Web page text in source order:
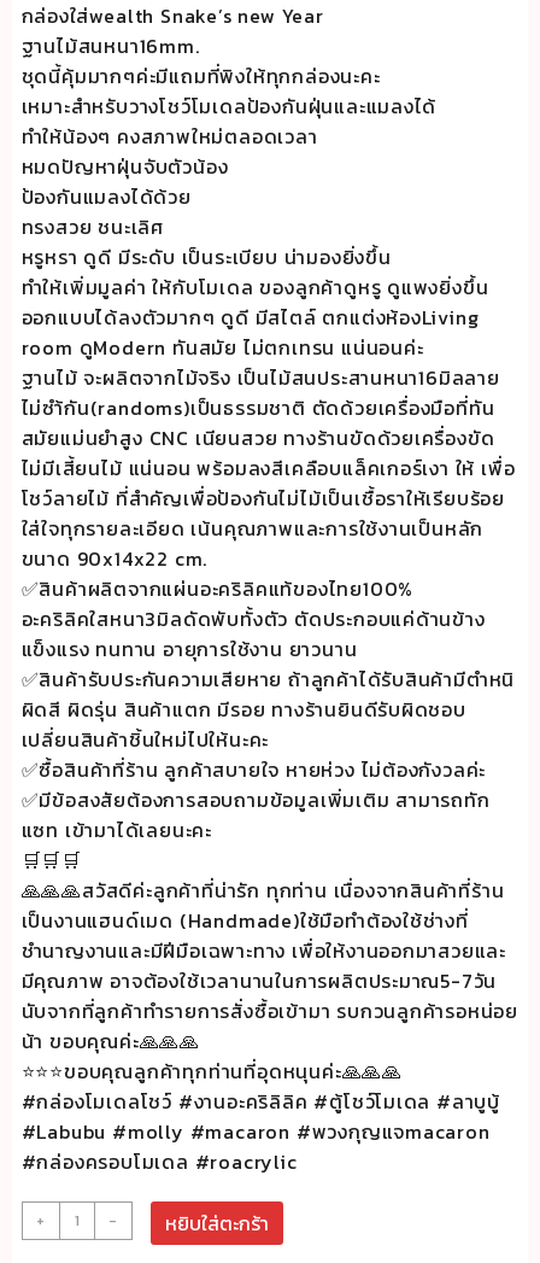
฿2,100.00.฿1,990.00.
กล่องใส่wealth Snake’s new Year
ฐานไม้สนหนา16mm.
ชุดนี้คุ้มมากๆค่ะมีแถมที่พิงให้ทุกกล่องนะคะ
เหมาะสำหรับวางโชว์โมเดลป้องกันฝุ่นและแมลงได้
ทำให้น้องๆ คงสภาพใหม่ตลอดเวลา
หมดปัญหาฝุ่นจับตัวน้อง
ป้องกันแมลงได้ด้วย
ทรงสวย ชนะเลิศ
หรูหรา ดูดี มีระดับ เป็นระเบียบ น่ามองยิ่งขึ้น
ทำให้เพิ่มมูลค่า ให้กับโมเดล ของลูกค้าดูหรู ดูแพงยิ่งขึ้น
ออกแบบได้ลงตัวมากๆ ดูดี มีสไตล์ ตกแต่งห้องLiving
room ดูModern ทันสมัย ไม่ตกเทรน แน่นอนค่ะ
ฐานไม้ จะผลิตจากไม้จริง เป็นไม้สนประสานหนา16มิลลาย
ไม่ซำ้กัน(randoms)เป็นธรรมชาติ ตัดด้วยเครื่องมือที่ทัน
สมัยแม่นยำสูง CNC เนียนสวย ทางร้านขัดด้วยเครื่องขัด
ไม่มีเสี้ยนไม้ แน่นอน พร้อมลงสีเคลือบแล็คเกอร์เงา ให้ เพื่อ
โชว์ลายไม้ ที่สำคัญเพื่อป้องกันไม่ไม้เป็นเชื้อราให้เรียบร้อย
ใส่ใจทุกรายละเอียด เน้นคุณภาพและการใช้งานเป็นหลัก
ขนาด 90x14x22 cm.
✅สินค้าผลิตจากแผ่นอะคริลิคแท้ของไทย100%
อะคริลิคใสหนา3มิลดัดพับทั้งตัว ตัดประกอบแค่ด้านข้าง
แข็งแรง ทนทาน อายุการใช้งาน ยาวนาน
✅สินค้ารับประกันความเสียหาย ถ้าลูกค้าได้รับสินค้ามีตำหนิ
ผิดสี ผิดรุ่น สินค้าแตก มีรอย ทางร้านยินดีรับผิดชอบ
เปลี่ยนสินค้าชิ้นใหม่ไปให้นะคะ
✅ซื้อสินค้าที่ร้าน ลูกค้าสบายใจ หายห่วง ไม่ต้องกังวลค่ะ
✅มีข้อสงสัยต้องการสอบถามข้อมูลเพิ่มเติม สามารถทัก
แซท เข้ามาได้เลยนะคะ
🛒🛒🛒
🙏🙏🙏สวัสดีค่ะลูกค้าที่น่ารัก ทุกท่าน เนื่องจากสินค้าที่ร้าน
เป็นงานแฮนด์เมด (Handmade)ใช้มือทำต้องใช้ช่างที่
ชำนาญงานและมีฝีมือเฉพาะทาง เพื่อให้งานออกมาสวยและ
มีคุณภาพ อาจต้องใช้เวลานานในการผลิตประมาณ5-7วัน
นับจากที่ลูกค้าทำรายการสั่งซื้อเข้ามา รบกวนลูกค้ารอหน่อย
น้า ขอบคุณค่ะ🙏🙏🙏
⭐️⭐️⭐️ขอบคุณลูกค้าทุกท่านที่อุดหนุนค่ะ🙏🙏🙏
#กล่องโมเดลโชว์ #งานอะคริลิลิค #ตู้โชว์โมเดล #ลาบูบู้
#Labubu #molly #macaron #พวงกุญแจmacaron
#กล่องครอบโมเดล #roacrylic
+
จำนวน
roacrylic
- หยิบใส่ตะกร้า